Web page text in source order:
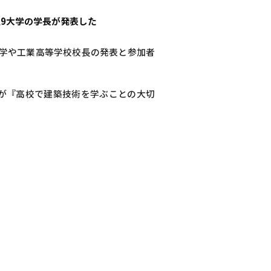
大学の学長が発表した
や工業高等学校校長の発表と参加者
『高校で建築技術を学ぶことの大切